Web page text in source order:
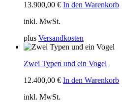
13.900,00 € In den Warenkorb
inkl. MwSt.
plus Versandkosten
Zwei Typen und ein Vogel
12.400,00 € In den Warenkorb
inkl. MwSt.